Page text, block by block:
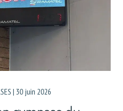
| 30 juin 2026